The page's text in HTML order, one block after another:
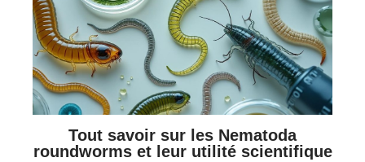
Tout savoir sur les Nematoda
roundworms et leur utilité scientifique